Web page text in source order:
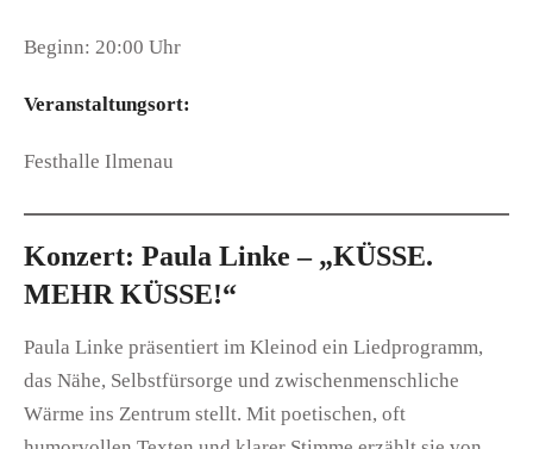
Beginn: 20:00 Uhr
Veranstaltungsort:
Festhalle Ilmenau
Konzert: Paula Linke – „KÜSSE.
MEHR KÜSSE!“
Paula Linke präsentiert im Kleinod ein Liedprogramm,
das Nähe, Selbstfürsorge und zwischenmenschliche
Wärme ins Zentrum stellt. Mit poetischen, oft